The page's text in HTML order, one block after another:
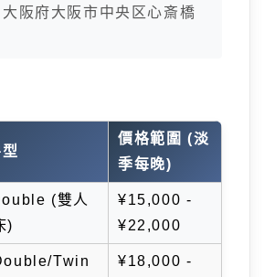
阪府大阪市中央区心斎橋
價格範圍 (淡
季每晚)
(雙人
)
¥15,000 -
¥22,000
Twin
¥18,000 -